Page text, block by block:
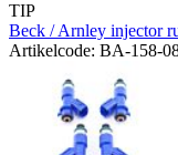
TIP
Beck / Arnley injector
Artikelcode: BA-158-